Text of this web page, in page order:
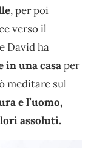
, per poi
verso il
David ha
in una casaper
meditare sul
e l’uomo,
assoluti.